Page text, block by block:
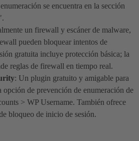
se encuentra en la sección
un firewall y escáner de malware,
pueden bloquear intentos de
gratuita incluye protección básica; la
reglas de firewall en tiempo real.
: Un plugin gratuito y amigable para
opción de prevención de enumeración de
> WP Username. También ofrece
bloqueo de inicio de sesión.